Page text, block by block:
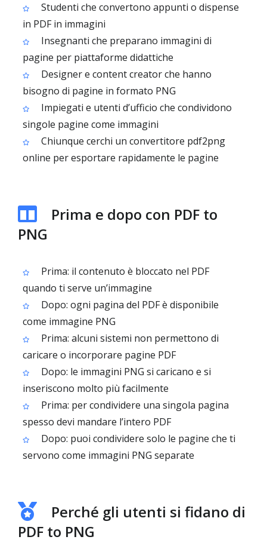
Studenti che convertono appunti o dispense
in PDF in immagini
Insegnanti che preparano immagini di
pagine per piattaforme didattiche
Designer e content creator che hanno
bisogno di pagine in formato PNG
Impiegati e utenti d’ufficio che condividono
singole pagine come immagini
Chiunque cerchi un convertitore pdf2png
online per esportare rapidamente le pagine
Prima e dopo con PDF to
PNG
Prima: il contenuto è bloccato nel PDF
quando ti serve un’immagine
Dopo: ogni pagina del PDF è disponibile
come immagine PNG
Prima: alcuni sistemi non permettono di
caricare o incorporare pagine PDF
Dopo: le immagini PNG si caricano e si
inseriscono molto più facilmente
Prima: per condividere una singola pagina
spesso devi mandare l’intero PDF
Dopo: puoi condividere solo le pagine che ti
servono come immagini PNG separate
Perché gli utenti si fidano di
PDF to PNG